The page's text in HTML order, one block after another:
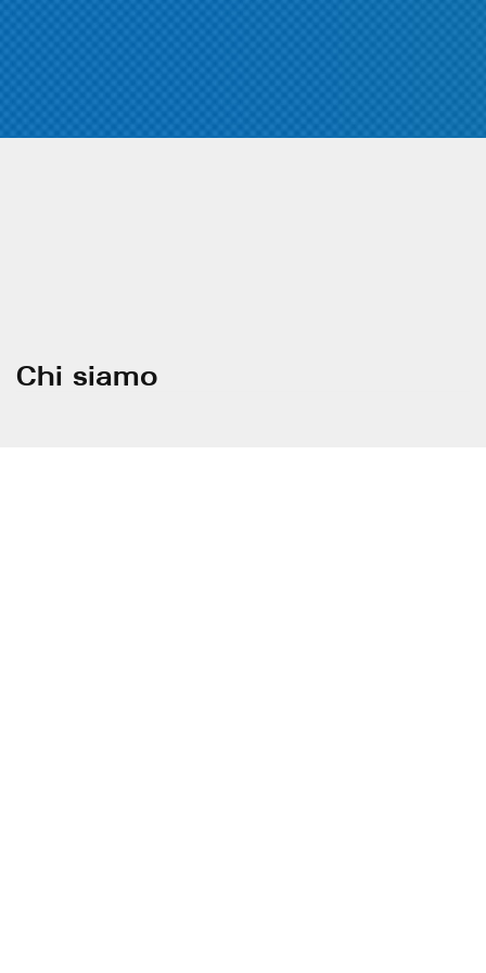
Chi siamo